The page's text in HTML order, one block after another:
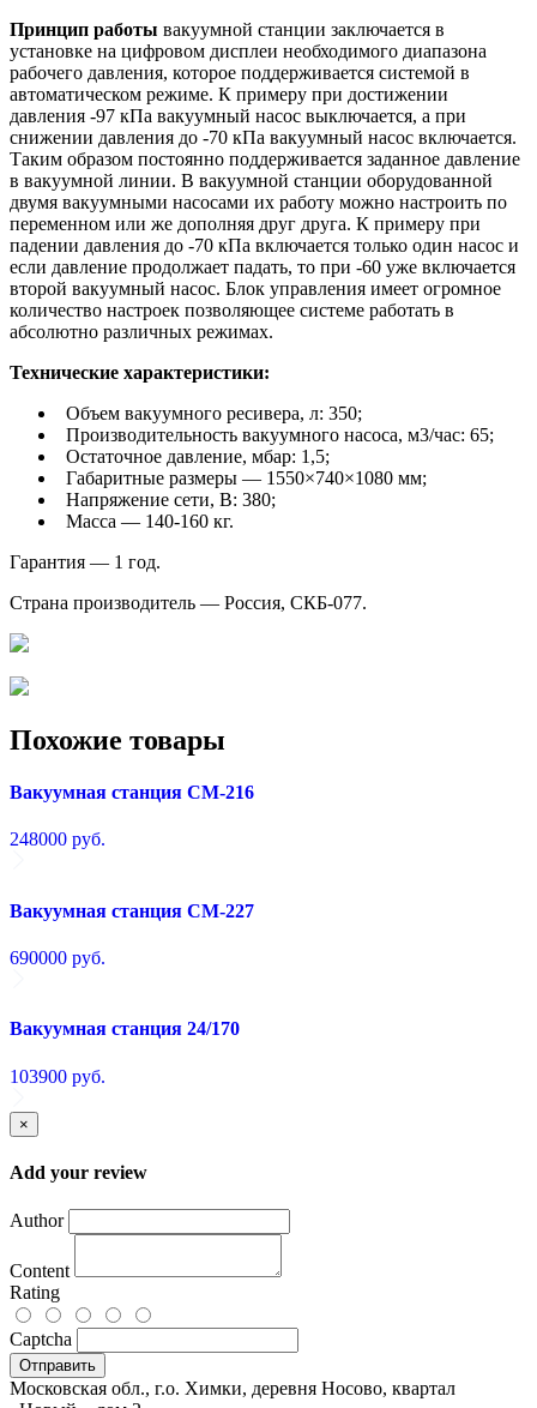
Принцип работы вакуумной станции заключается в
установке на цифровом дисплеи необходимого диапазона
рабочего давления, которое поддерживается системой в
автоматическом режиме. К примеру при достижении
давления -97 кПа вакуумный насос выключается, а при
снижении давления до -70 кПа вакуумный насос включается.
Таким образом постоянно поддерживается заданное давление
в вакуумной линии. В вакуумной станции оборудованной
двумя вакуумными насосами их работу можно настроить по
переменном или же дополняя друг друга. К примеру при
падении давления до -70 кПа включается только один насос и
если давление продолжает падать, то при -60 уже включается
второй вакуумный насос. Блок управления имеет огромное
количество настроек позволяющее системе работать в
абсолютно различных режимах.
Технические характеристики:
Объем вакуумного ресивера, л: 350;
Производительность вакуумного насоса, м3/час: 65;
Остаточное давление, мбар: 1,5;
Габаритные размеры — 1550×740×1080 мм;
Напряжение сети, В: 380;
Масса — 140-160 кг.
Гарантия — 1 год.
Страна производитель — Россия, СКБ-077.
Похожие товары
Вакуумная станция СМ-216
248000 руб.
Вакуумная станция СМ-227
690000 руб.
Вакуумная станция 24/170
103900 руб.
×
Add your review
Author
Content
Rating
Captcha
Отправить
Московская обл., г.о. Химки, деревня Носово, квартал